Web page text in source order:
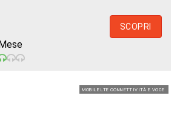
SCOPRI
MOBILE LTE CONNETTIVITÀ E VOCE